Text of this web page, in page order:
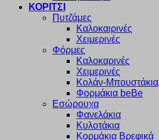
ΚΟΡΙΤΣΙ
Πυτζάμες
Καλοκαιρινές
Χειμερινές
Φόρμες
Καλοκαρινές
Χειμερινές
Κολάν-Μπουστάκια
Φορμάκια beBe
Εσώρουχα
Φανελάκια
Κυλοτάκια
Κορμάκια Βρεφικά